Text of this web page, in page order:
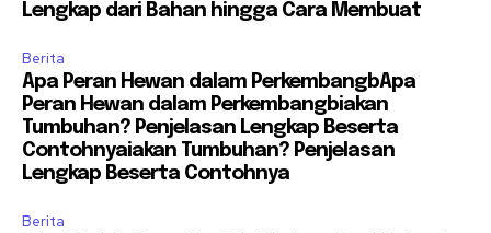
Lengkap dari Bahan hingga Cara Membuat
Berita
Apa Peran Hewan dalam PerkembangbApa
Peran Hewan dalam Perkembangbiakan
Tumbuhan? Penjelasan Lengkap Beserta
Contohnyaiakan Tumbuhan? Penjelasan
Lengkap Beserta Contohnya
Berita